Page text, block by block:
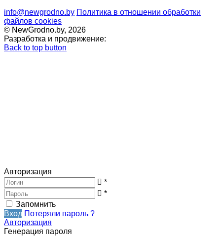
info@newgrodno.by Политика в отношении обработки
файлов cookies
© NewGrodno.by, 2026
Разработка и продвижение:
Back to top button
Авторизация
*
*
Запомнить
Вход Потеряли пароль ?
Авторизация
Генерация пароля